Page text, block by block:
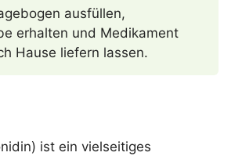
ausfüllen,
erhalten und Medikament
Hause liefern lassen.
ist ein vielseitiges